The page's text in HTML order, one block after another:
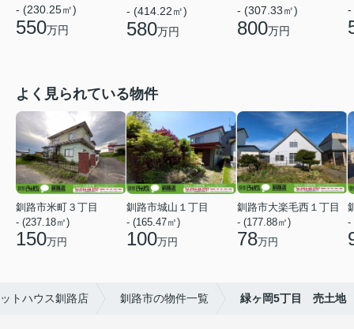
- (230.25㎡)
550万円
- (414.22㎡)
580万円
- (307.33㎡)
800万円
-
よく見られている物件
釧路市米町３丁目
- (237.18㎡)
150万円
釧路市城山１丁目
- (165.47㎡)
100万円
釧路市大楽毛西１丁目
- (177.88㎡)
78万円
-
トハウス釧路店 釧路市の物件一覧 緑ヶ岡5丁目 売土地